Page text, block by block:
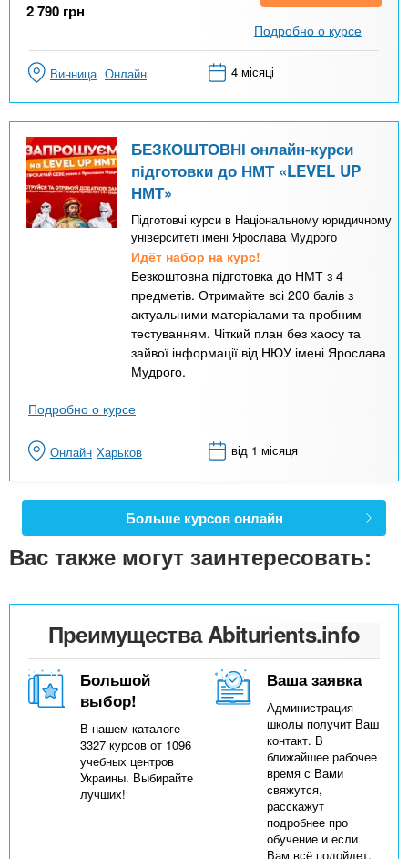
2 790 грн
Подробно о курсе
Винница Онлайн 4 місяці
БЕЗКОШТОВНІ онлайн-курси
підготовки до НМТ «LEVEL UP
НМТ»
Підготовчі курси в Національному юридичному
університеті імені Ярослава Мудрого
Идёт набор на курс!
Безкоштовна підготовка до НМТ з 4
предметів. Отримайте всі 200 балів з
актуальними матеріалами та пробним
тестуванням. Чіткий план без хаосу та
зайвої інформації від НЮУ імені Ярослава
Мудрого.
Подробно о курсе
Онлайн Харьков від 1 місяця
Больше курсов онлайн
Вас также могут заинтересовать:
Преимущества Abiturients.info
Большой
выбор!
В нашем каталоге
3327 курсов от 1096
учебных центров
Украины. Выбирайте
лучших!
Ваша заявка
Администрация
школы получит Ваш
контакт. В
ближайшее рабочее
время с Вами
свяжутся,
расскажут
подробнее про
обучение и если
Вам всё подойдет,